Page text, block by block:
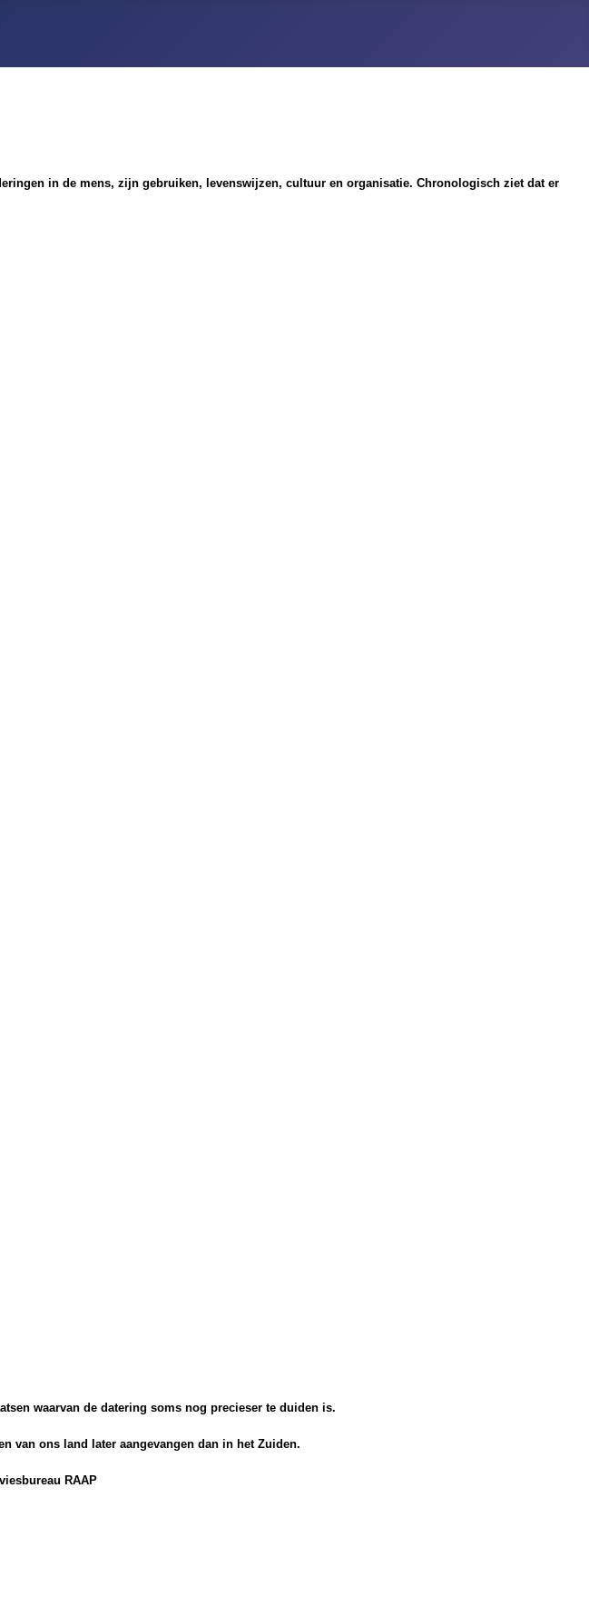
in de mens, zijn gebruiken, levenswijzen, cultuur en organisatie. Chronologisch ziet dat er
waarvan de datering soms nog precieser te duiden is.
van ons land later aangevangen dan in het Zuiden.
RAAP